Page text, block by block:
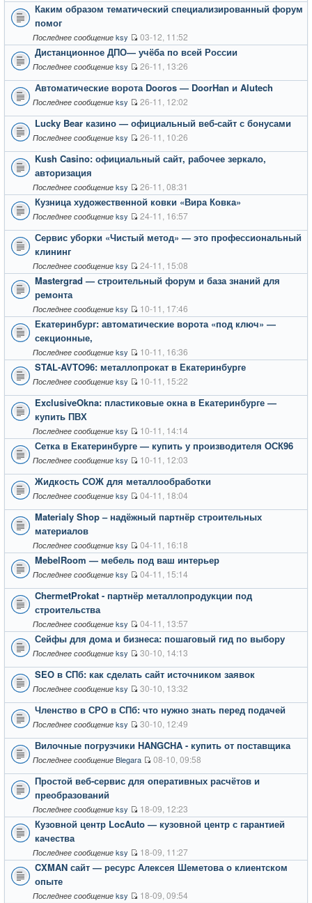
Каким образом тематический специализированный форум
помог
Последнее сообщение ksy 03-12, 11:52
Дистанционное ДПО— учёба по всей России
Последнее сообщение ksy 26-11, 13:26
Автоматические ворота Dooros — DoorHan и Alutech
Последнее сообщение ksy 26-11, 12:02
Lucky Bear казино — официальный веб-сайт с бонусами
Последнее сообщение ksy 26-11, 10:26
Kush Casino: официальный сайт, рабочее зеркало,
авторизация
Последнее сообщение ksy 26-11, 08:31
Кузница художественной ковки «Вира Ковка»
Последнее сообщение ksy 24-11, 16:57
Сервис уборки «Чистый метод» — это профессиональный
клининг
Последнее сообщение ksy 24-11, 15:08
Mastergrad — строительный форум и база знаний для
ремонта
Последнее сообщение ksy 10-11, 17:46
Екатеринбург: автоматические ворота «под ключ» —
секционные,
Последнее сообщение ksy 10-11, 16:36
STAL-AVTO96: металлопрокат в Екатеринбурге
Последнее сообщение ksy 10-11, 15:22
ExclusiveOkna: пластиковые окна в Екатеринбурге —
купить ПВХ
Последнее сообщение ksy 10-11, 14:14
Сетка в Екатеринбурге — купить у производителя ОСК96
Последнее сообщение ksy 10-11, 12:03
Жидкость СОЖ для металлообработки
Последнее сообщение ksy 04-11, 18:04
Materialy Shop – надёжный партнёр строительных
материалов
Последнее сообщение ksy 04-11, 16:18
MebelRoom — мебель под ваш интерьер
Последнее сообщение ksy 04-11, 15:14
ChermetProkat - партнёр металлопродукции под
строительства
Последнее сообщение ksy 04-11, 13:57
Сейфы для дома и бизнеса: пошаговый гид по выбору
Последнее сообщение ksy 30-10, 14:13
SEO в СПб: как сделать сайт источником заявок
Последнее сообщение ksy 30-10, 13:32
Членство в СРО в СПб: что нужно знать перед подачей
Последнее сообщение ksy 30-10, 12:49
Вилочные погрузчики HANGCHA - купить от поставщика
Последнее сообщение Blegara 08-10, 09:58
Простой веб-сервис для оперативных расчётов и
преобразований
Последнее сообщение ksy 18-09, 12:23
Кузовной центр LocAuto — кузовной центр с гарантией
качества
Последнее сообщение ksy 18-09, 11:27
CXMAN сайт — ресурс Алексея Шеметова о клиентском
опыте
Последнее сообщение ksy 18-09, 09:54